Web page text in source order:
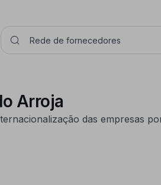
Arroja
das empresas